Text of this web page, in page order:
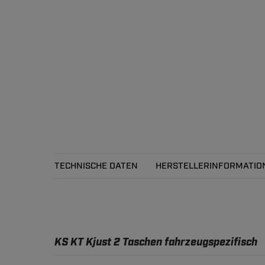
TECHNISCHE DATEN
KS KT Kjust 2 Taschen fahrzeugspezifisch